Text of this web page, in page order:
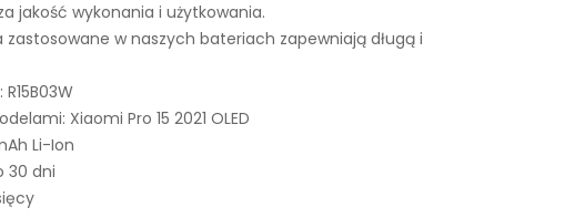
jakość wykonania i użytkowania.
zastosowane w naszych bateriach zapewniają długą i
R15B03W
Xiaomi Pro 15 2021 OLED
Li-Ion
30 dni